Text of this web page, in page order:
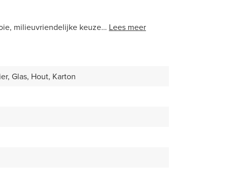
milieuvriendelijke keuze… Lees meer
Glas, Hout, Karton